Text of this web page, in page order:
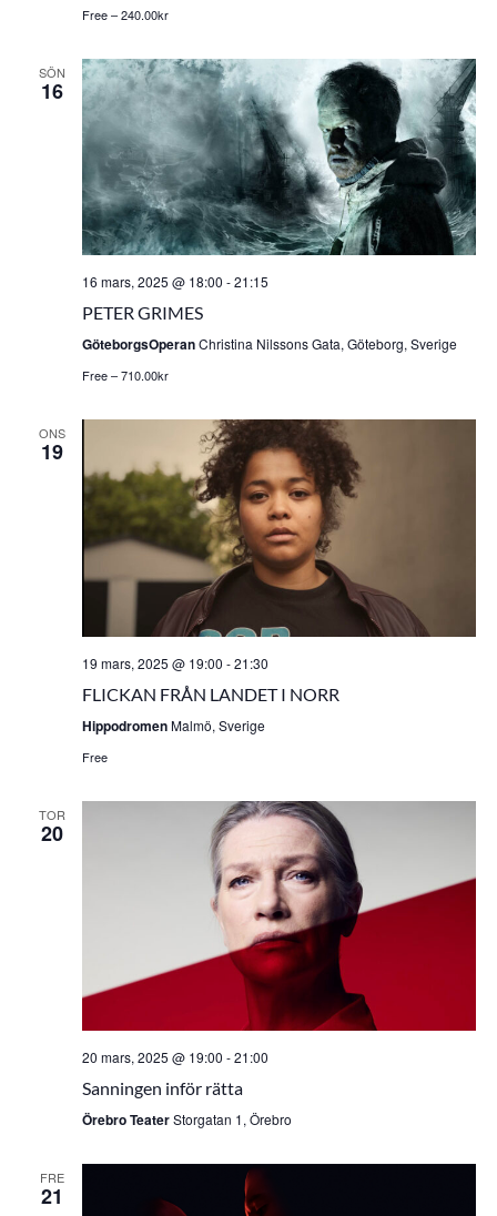
Free – 240.00kr
SÖN
16
16 mars, 2025 @ 18:00 -21:15
PETER GRIMES
GöteborgsOperanChristina Nilssons Gata, Göteborg, Sverige
Free – 710.00kr
ONS
19
19 mars, 2025 @ 19:00 -21:30
FLICKAN FRÅN LANDET I NORR
HippodromenMalmö, Sverige
Free
TOR
20
20 mars, 2025 @ 19:00 -21:00
Sanningen inför rätta
Örebro TeaterStorgatan 1, Örebro
FRE
21